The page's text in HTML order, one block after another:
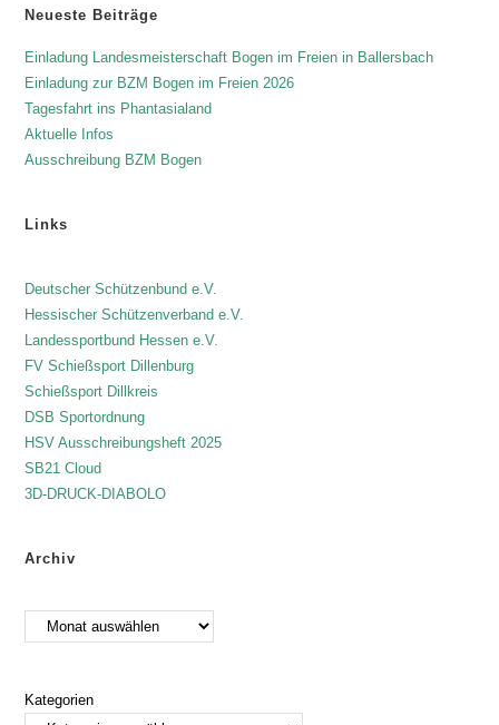
Neueste Beiträge
Einladung Landesmeisterschaft Bogen im Freien in Ballersbach
Einladung zur BZM Bogen im Freien 2026
Tagesfahrt ins Phantasialand
Aktuelle Infos
Ausschreibung BZM Bogen
Links
Deutscher Schützenbund e.V.
Hessischer Schützenverband e.V.
Landessportbund Hessen e.V.
FV Schießsport Dillenburg
Schießsport Dillkreis
DSB Sportordnung
HSV Ausschreibungsheft 2025
SB21 Cloud
3D-DRUCK-DIABOLO
Archiv
Kategorien